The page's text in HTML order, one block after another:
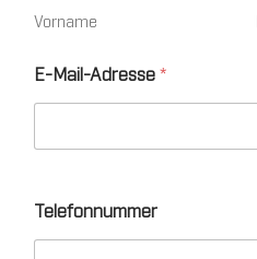
Vorname
*
*
E-Mail-Adresse *
Telefonnummer